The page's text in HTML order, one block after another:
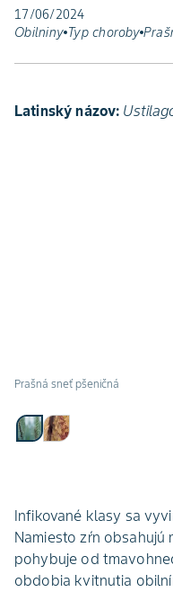
17/06/2024
Obilniny Typ choroby
Latinský názov:
Prašná sneť pšeničná
Infikované klasy sa
Namiesto zŕn
pohybuje od
obdobia kvitnutia